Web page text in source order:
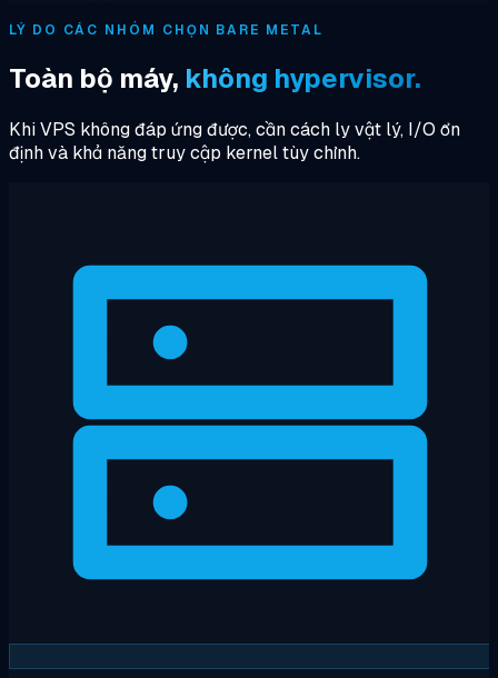
LÝ DO CÁC NHÓM CHỌN BARE METAL
Toàn bộ máy, không hypervisor.
Khi VPS không đáp ứng được, cần cách ly vật lý, I/O ổn
định và khả năng truy cập kernel tùy chỉnh.